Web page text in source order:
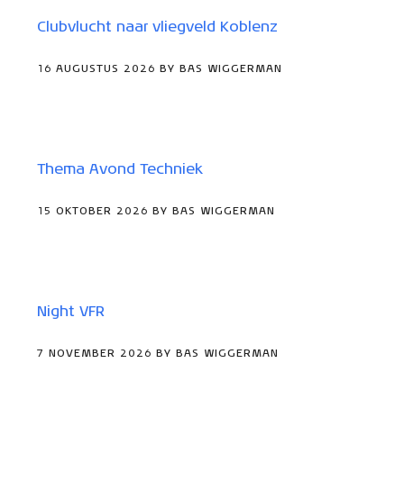
Clubvlucht naar vliegveld Koblenz
16 AUGUSTUS 2026 BY BAS WIGGERMAN
Thema Avond Techniek
15 OKTOBER 2026 BY BAS WIGGERMAN
Night VFR
7 NOVEMBER 2026 BY BAS WIGGERMAN